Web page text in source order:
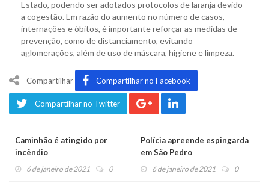
Estado, podendo ser adotados protocolos de laranja devido
a cogestão. Em razão do aumento no número de casos,
internações e óbitos, é importante reforçar as medidas de
prevenção, como de distanciamento, evitando
aglomerações, além de uso de máscara, higiene e limpeza.
Compartilhar Compartilhar no Facebook
Compartilhar no Twitter
Caminhão é atingido por
incêndio
6 de janeiro de 2021 0
Polícia apreende espingarda
em São Pedro
6 de janeiro de 2021 0